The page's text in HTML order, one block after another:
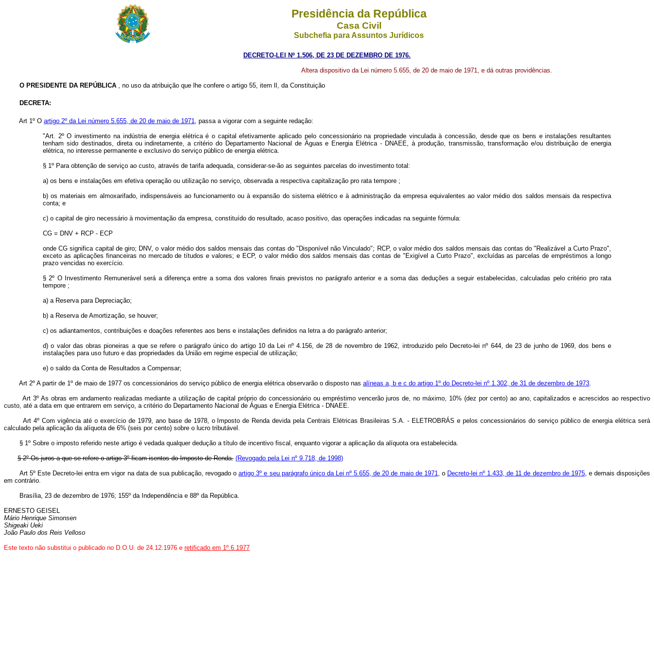
Presidência da República
Casa Civil
Subchefia para Assuntos Jurídicos
DECRETO-LEI Nº 1.506, DE 23 DE DEZEMBRO DE 1976.
Altera dispositivo da Lei número 5.655, de 20 de maio de 1971, e dá outras providências.
O PRESIDENTE DA REPÚBLICA , no uso da atribuição que lhe confere o artigo 55, item lI, da Constituição
DECRETA:
Art 1º O artigo 2º da Lei número 5.655, de 20 de maio de 1971 , passa a vigorar com a seguinte redação:
"Art. 2º O investimento na indústria de energia elétrica é o capital efetivamente aplicado pelo concessionário na propriedade vinculada à concessão, desde que os bens e instalações resultantes
tenham sido destinados, direta ou indiretamente, a critério do Departamento Nacional de Águas e Energia Elétrica - DNAEE, à produção, transmissão, transformação e/ou distribuição de energia
elétrica, no interesse permanente e exclusivo do serviço público de energia elétrica.
§ 1º Para obtenção de serviço ao custo, através de tarifa adequada, considerar-se-ão as seguintes parcelas do investimento total:
a) os bens e instalações em efetiva operação ou utilização no serviço, observada a respectiva capitalização pro rata tempore ;
b) os materiais em almoxarifado, indispensáveis ao funcionamento ou à expansão do sistema elétrico e à administração da empresa equivalentes ao valor médio dos saldos mensais da respectiva
conta; e
c) o capital de giro necessário à movimentação da empresa, constituído do resultado, acaso positivo, das operações indicadas na seguinte fórmula:
CG = DNV + RCP - ECP
onde CG significa capital de giro; DNV, o valor médio dos saldos mensais das contas do "Disponível não Vinculado"; RCP, o valor médio dos saldos mensais das contas do "Realizável a Curto Prazo",
exceto as aplicações financeiras no mercado de títudos e valores; e ECP, o valor médio dos saldos mensais das contas de "Exigível a Curto Prazo", excluídas as parcelas de empréstimos a longo
prazo vencidas no exercício.
§ 2º O Investimento Remunerável será a diferença entre a soma dos valores finais previstos no parágrafo anterior e a soma das deduções a seguir estabelecidas, calculadas pelo critério pro rata
tempore ;
a) a Reserva para Depreciação;
b) a Reserva de Amortização, se houver;
c) os adiantamentos, contribuições e doações referentes aos bens e instalações definidos na letra a do parágrafo anterior;
d) o valor das obras pioneiras a que se refere o parágrafo único do artigo 10 da Lei nº 4.156, de 28 de novembro de 1962, introduzido pelo Decreto-lei nº 644, de 23 de junho de 1969, dos bens e
instalações para uso futuro e das propriedades da União em regime especial de utilização;
e) o saldo da Conta de Resultados a Compensar;
Art 2º A partir de 1º de maio de 1977 os concessionários do serviço público de energia elétrica observarão o disposto nas alíneas a, b e c do artigo 1º do Decreto-lei nº 1.302, de 31 de dezembro de 1973
Art 3º As obras em andamento realizadas mediante a utilização de capital próprio do concessionário ou empréstimo vencerão juros de, no máximo, 10% (dez por cento) ao ano, capitalizados e acrescidos ao respectivo
custo, até a data em que entrarem em serviço, a critério do Departamento Nacional de Águas e Energia Elétrica - DNAEE.
Art 4º Com vigência até o exercício de 1979, ano base de 1978, o Imposto de Renda devida pela Centrais Elétricas Brasileiras S.A. - ELETROBRÁS e pelos concessionários do serviço público de energia elétrica será
calculado pela aplicação da alíquota de 6% (seis por cento) sobre o lucro tributável.
§ 1º Sobre o imposto referido neste artigo é vedada qualquer dedução a título de incentivo fiscal, enquanto vigorar a aplicação da alíquota ora estabelecida.
§ 2º Os juros a que se refere o artigo 3º ficam isentos do Imposto de Renda. (Revogado pela Lei nº 9.718, de 1998)
Art 5º Este Decreto-lei entra em vigor na data de sua publicação, revogado oartigo 3º e seu parágrafo único da Lei nº 5.655, de 20 de maio de 1971 , o Decreto-lei nº 1.433, de 11 de dezembro de 1975, e demais disposições
em contrário.
Brasília, 23 de dezembro de 1976; 155º da Independência e 88º da República.
ERNESTO GEISEL
Mário Henrique Simonsen
Shigeaki Ueki
João Paulo dos Reis Velloso
Este texto não substitui o publicado no D.O.U. de 24.12.1976 e retificado em 1º.6.1977